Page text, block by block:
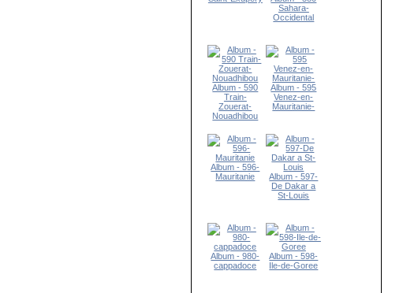
Sahara-
Occidental
Album - 590
Train-
Zouerat-
Nouadhibou
Album - 595
Venez-en-
Mauritanie-
Album - 596-
Mauritanie
Album - 597-
De Dakar a
St-Louis
Album - 980-
cappadoce
Album - 598-
Ile-de-Goree